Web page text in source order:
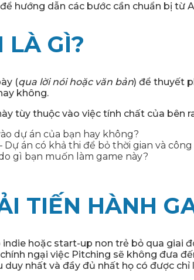
hướng dẫn các bước cần chuẩn bị từ
LÀ GÌ?
(qua lời nói hoặc văn bản) để thuyết
không.
tùy thuộc vào việc tính chất của bên
dự án của bạn hay không?
Dự án có khả thi để bỏ thời gian và
gì bạn muốn làm game này?
TIẾN HÀNH
hoặc start-up non trẻ bỏ qua giai
ngại việc Pitching sẽ không đưa
duy nhất và đầy đủ nhất họ có được